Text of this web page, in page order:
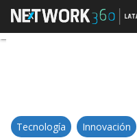
Tecnología Innovación